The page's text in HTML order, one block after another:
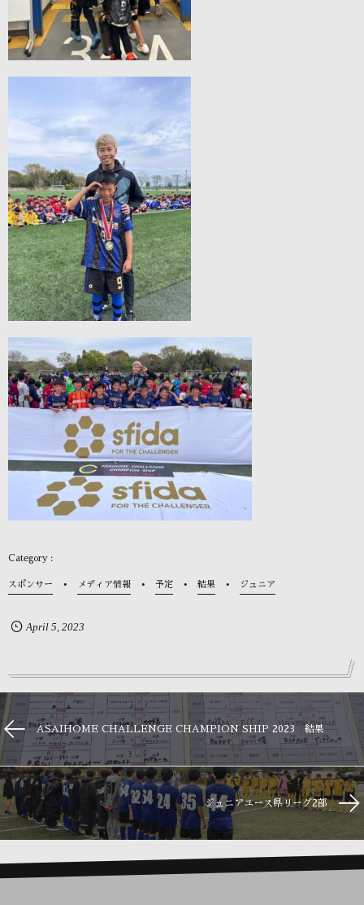
スポンサー メディア情報 予定 結果 ジュニア
April 5 2023
ASAIHOME CHALLENGE CHAMPION SHIP 2023 結果
ジュニアユース県リーグ2部